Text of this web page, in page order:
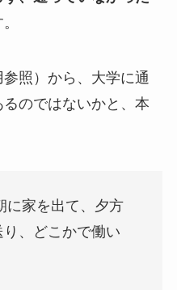
照）から、大学に通
のではないかと、本
に家を出て、夕方
、どこかで働い